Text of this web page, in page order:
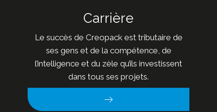
Carrière
Le succès de Creopack est tributaire de
ses gens et de la compétence, de
l’intelligence et du zèle qu’ils investissent
dans tous ses projets.